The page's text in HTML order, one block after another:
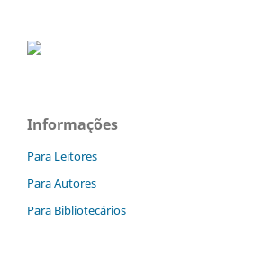
Informações
Para Leitores
Para Autores
Para Bibliotecários